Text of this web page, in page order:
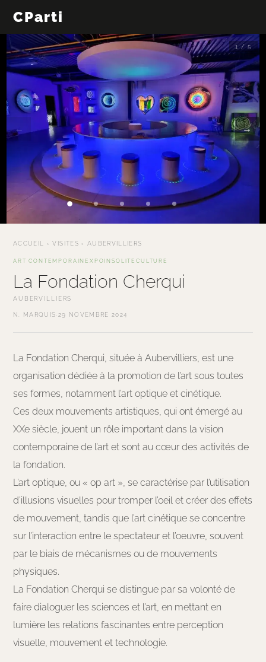
CParti
← →
1 / 5
ACCUEIL ›VISITES › AUBERVILLIERS
ART CONTEMPORAINEXPOINSOLITECULTURE
La Fondation Cherqui
AUBERVILLIERS
N. MARQUIS· 29 NOVEMBRE 2024
La Fondation Cherqui, située à Aubervilliers, est une
organisation dédiée à la promotion de l’art sous toutes
ses formes, notamment l’art optique et cinétique.
Ces deux mouvements artistiques, qui ont émergé au
XXe siècle, jouent un rôle important dans la vision
contemporaine de l’art et sont au cœur des activités de
la fondation.
L’art optique, ou « op art », se caractérise par l’utilisation
d’illusions visuelles pour tromper l’oeil et créer des effets
de mouvement, tandis que l’art cinétique se concentre
sur l’interaction entre le spectateur et l’oeuvre, souvent
par le biais de mécanismes ou de mouvements
physiques.
La Fondation Cherqui se distingue par sa volonté de
faire dialoguer les sciences et l’art, en mettant en
lumière les relations fascinantes entre perception
visuelle, mouvement et technologie.